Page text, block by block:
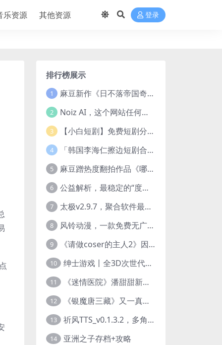
乐资源 其他资源 登录
排行榜展示
1 麻豆新作《日不落帝国奇欲记》流出，已解除登录验证！
2 Noiz AI，这个网站任何声音都能克隆，完全免费
3 【小白短剧】免费短剧分享2025年1月3日
4 「韩国李海仁擦边短剧合集【15部中字54部原版】
5 麻豆蹭热度翻拍作品《哪吒之淫邪三龙女大战真阳魔童》 已上线
6 公益解析，最稳定的“度盘”直链解析站，突破速度限制
7 太极v2.9.7，聚合软件最新版，25+源也非常猛了！
8 风铃动漫，一款免费无广告的电脑端追番神器！
9 《请做coser的主人2》因“C度大”被Steam下架的真人美女互动游戏！
10 绅士游戏丨全3D次世代的黄油大作， 细腻逼真的双人互动狂想曲！
11 《迷情医院》潘甜甜新作？有点刺激的真人美女互动游戏
12 《银魔唐三藏》又一真人美女互动游戏，堪比M豆！
13 祈风TTS_v0.1.3.2，多角色Ai配音神器，丰富的热门音色
14 亚洲之子存档+攻略